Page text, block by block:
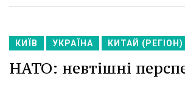
КИЇВ УКРАЇНА КИТАЙ (РЕГІОН)
НАТО: невтішні